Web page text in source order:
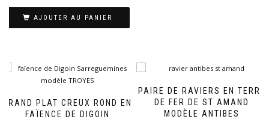
AJOUTER AU PANIER
GRAND PLAT CREUX ROND EN
FAÏENCE DE DIGOIN
PAIRE DE RAVIERS EN TERRE
DE FER DE ST AMAND
MODÈLE ANTIBES